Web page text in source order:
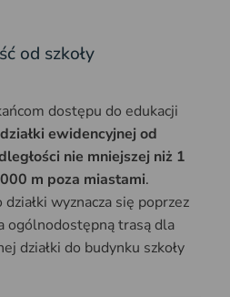
od szkoły
dostępu do edukacji
ewidencyjnej od
nie mniejszej niż 1
m poza miastami.
działki wyznacza się poprzez
ogólnodostępną trasą dla
działki do budynku szkoły